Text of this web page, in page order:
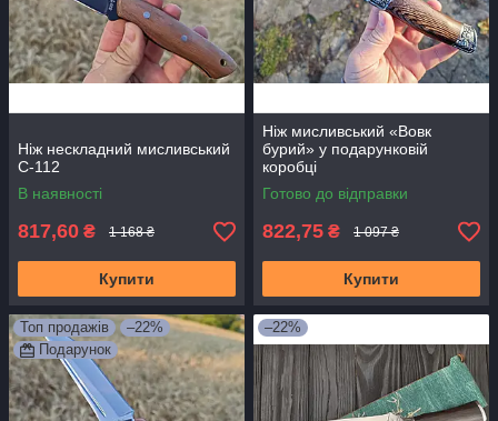
Ніж нескладний мисливський
С-112
В наявності
817,60 ₴ 1 168 ₴
Купити
Ніж мисливський «Вовк
бурий» у подарунковій
коробці
Готово до відправки
822,75 ₴ 1 097 ₴
Купити
Топ продажів
–22%
Подарунок
–22%